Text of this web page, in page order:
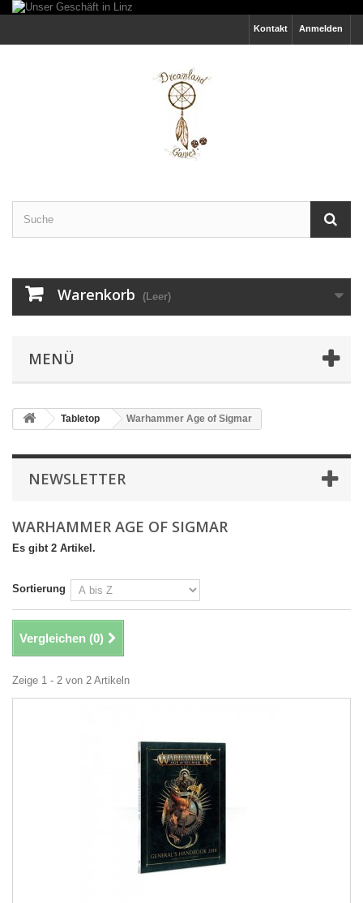
Anmelden
Kontakt
Warenkorb (Leer)
MENÜ
Tabletop Warhammer Age of Sigmar
NEWSLETTER
WARHAMMER AGE OF SIGMAR
Es gibt 2 Artikel.
Sortierung
Vergleichen (0)
Zeige 1 - 2 von 2 Artikeln